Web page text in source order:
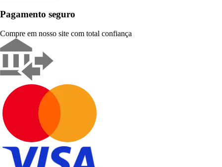
Pagamento seguro
Compre em nosso site com total confiança